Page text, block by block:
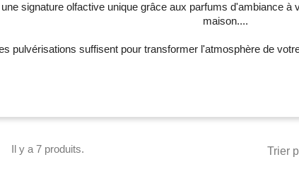
signature olfactive unique grâce aux parfums d'ambiance
maison....
pulvérisations suffisent pour transformer l'atmosphère de
Il y a 7 produits. Trier